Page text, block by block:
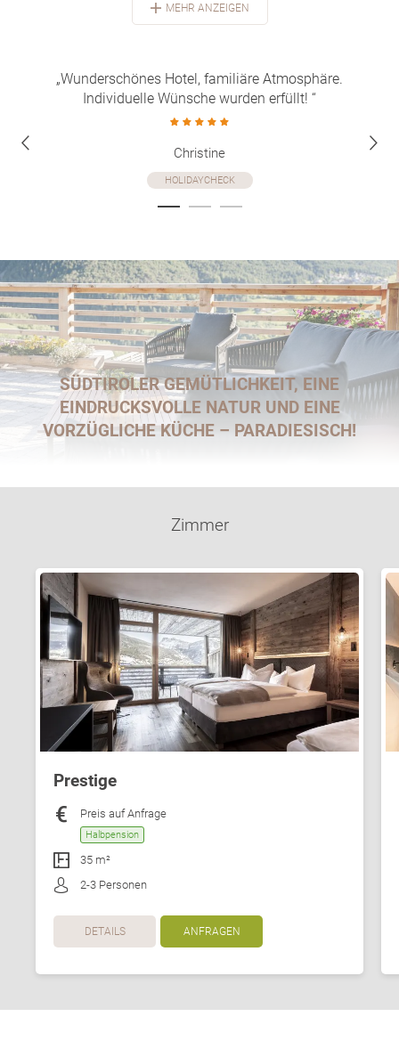
MEHR ANZEIGEN
„Wunderschönes Hotel, familiäre Atmosphäre.
Individuelle Wünsche wurden erfüllt! “
Christine
HOLIDAYCHECK
SÜDTIROLER GEMÜTLICHKEIT, EINE
EINDRUCKSVOLLE NATUR UND EINE
VORZÜGLICHE KÜCHE – PARADIESISCH!
Zimmer
Prestige
Preis auf Anfrage
Halbpension
35 m²
2-3 Personen
DETAILS ANFRAGEN